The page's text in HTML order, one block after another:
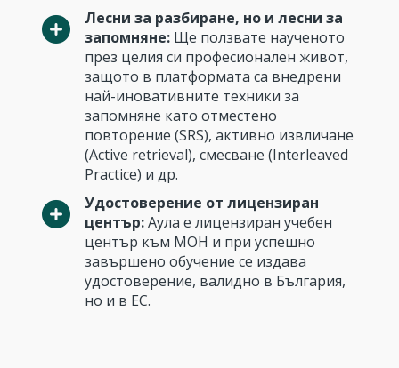
Лесни за разбиране, но и лесни за
запомняне: Ще ползвате наученото
през целия си професионален живот,
защото в платформата са внедрени
най-иновативните техники за
запомняне като отместено
повторение (SRS), активно извличане
(Active retrieval), смесване (Interleaved
Practice) и др.
Удостоверение от лицензиран
център:Аула е лицензиран учебен
център към МОН и при успешно
завършено обучение се издава
удостоверение, валидно в България,
но и в ЕС.